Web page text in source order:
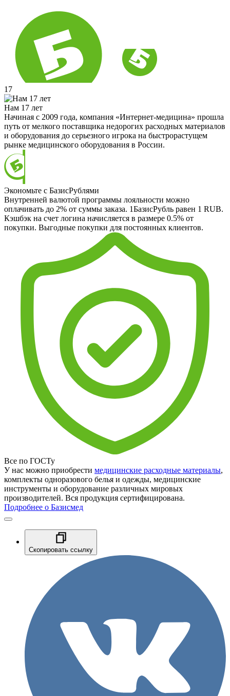
17
Нам 17 лет
Начиная с 2009 года, компания «Интернет-медицина» прошла
путь от мелкого поставщика недорогих расходных материалов
и оборудования до серьезного игрока на быстрорастущем
рынке медицинского оборудования в России.
Экономьте с БазисРублями
Внутренней валютой программы лояльности можно
оплачивать до 2% от суммы заказа. 1БазисРубль равен 1 RUB.
Кэшбэк на счет логина начисляется в размере 0.5% от
покупки. Выгодные покупки для постоянных клиентов.
Все по ГОСТу
У нас можно приобрести медицинские расходные материалы,
комплекты одноразового белья и одежды, медицинские
инструменты и оборудование различных мировых
производителей. Вся продукция сертифицирована.
Подробнее о Базисмед
Скопировать ссылку